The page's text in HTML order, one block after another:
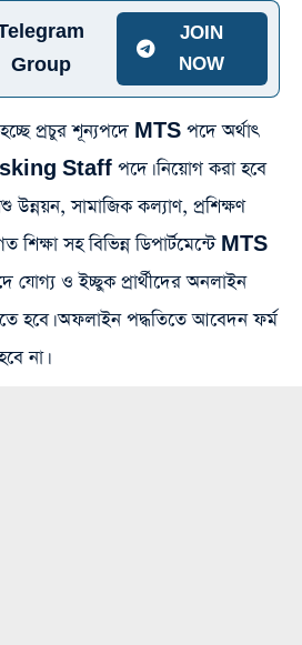
Group
JOIN
NOW
প্রচুর শূন্যপদে MTS পদে অর্থাৎ
Staff পদে। নিয়োগ করা হবে
উন্নয়ন, সামাজিক কল্যাণ, প্রশিক্ষণ
শিক্ষা সহ বিভিন্ন ডিপার্টমেন্টে MTS
যোগ্য ও ইচ্ছুক প্রার্থীদের অনলাইন
হবে। অফলাইন পদ্ধতিতে আবেদন ফর্ম
না।